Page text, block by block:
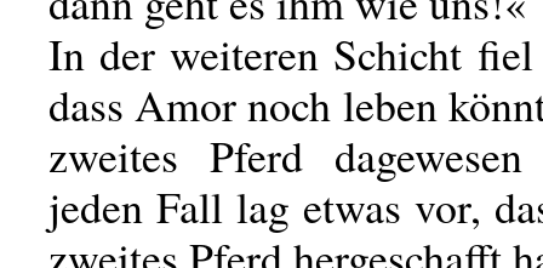
In der weiteren Schicht
dass Amor noch leben
zweites Pferd
jeden Fall lag etwas vor,